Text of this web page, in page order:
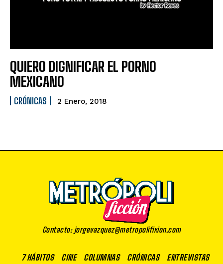
QUIERO DIGNIFICAR EL PORNO
MEXICANO
CRÓNICAS 2 Enero, 2018
Contacto: jorgevazquez@metropolifixion.com
7 HÁBITOS CINE COLUMNAS CRÓNICAS ENTREVISTAS